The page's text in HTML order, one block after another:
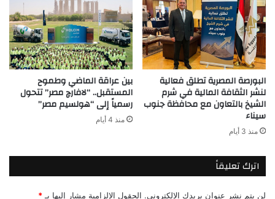
البورصة المصرية تطلق فعالية
لنشر الثقافة المالية في شرم
الشيخ بالتعاون مع محافظة جنوب
سيناء
منذ 3 أيام
بين عراقة الماضي وطموح
المستقبل.. “لافارچ مصر” تتحول
رسمياً إلى “هولسيم مصر”
منذ 4 أيام
اترك تعليقاً
لن يتم نشر عنوان بريدك الإلكتروني. الحقول الإلزامية مشار إليها بـ *